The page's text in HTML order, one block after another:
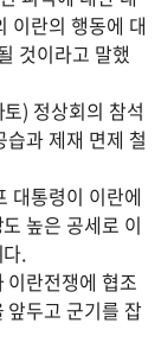
이란의 행동에 대
것이라고 말했
) 정상회의 참석
과 제재 면제 철
대통령이 이란에
높은 공세로 이
.
이란전쟁에 협조
앞두고 군기를 잡